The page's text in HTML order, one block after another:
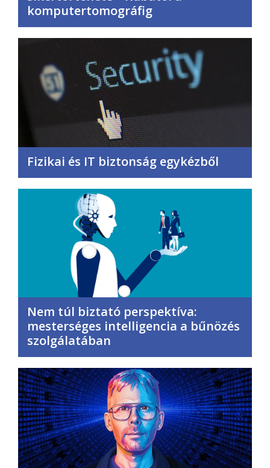
komputertomográfig
Fizikai és IT biztonság egykézből
Nem túl biztató perspektíva:
mesterséges intelligencia a bűnözés
szolgálatában